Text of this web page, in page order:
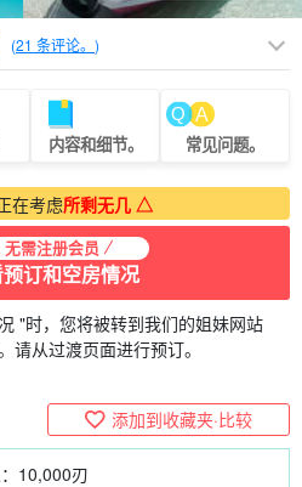
(21 条评论。 )
内容和细节。 常见问题。
在考虑所剩无几 △
无需注册会员
订和空房情况
"时，您将被转到我们的姐妹网站
请从过渡页面进行预订。
添加到收藏夹·比较
10,000刃